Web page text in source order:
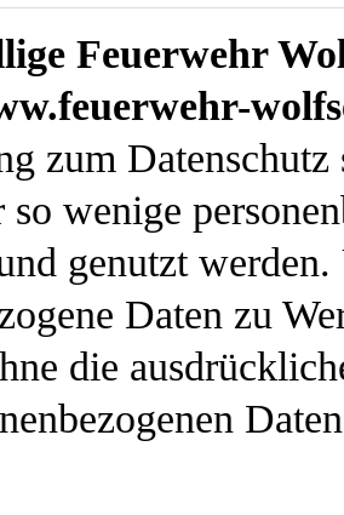
Feuerwehr
zum Datenschutz
so wenige
genutzt
Daten zu
die